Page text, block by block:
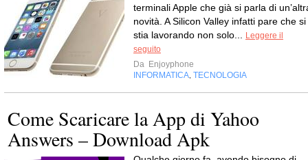
terminali Apple che già si parla di
novità. A Silicon Valley infatti pare che si
stia lavorando non solo...
Leggere il
seguito
Da Enjoyphone
INFORMATICA TECNOLOGIA
Come Scaricare la App di Yahoo
Answers – Download Apk